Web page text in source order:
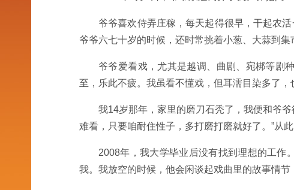
爷爷喜欢侍弄庄稼，每天起得很早，干起农
爷爷六七十岁的时候，还时常挑着小葱、大蒜到集
爷爷爱看戏，尤其是越调、曲剧、宛梆等剧
至，乐此不疲。我虽看不懂戏，但耳濡目染多了
我14岁那年，家里的磨刀石秃了，我便和爷
难看，只要咱耐住性子，多打磨打磨就好了。”从
2008年，我大学毕业后没有找到理想的工作
我。我放空的时候，他会闲谈起戏曲里的故事情